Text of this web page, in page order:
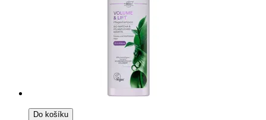
Do košíku